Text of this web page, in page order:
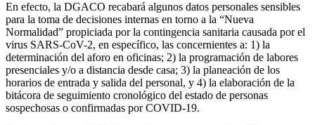
En efecto, la DGACO recabará algunos datos personales sensibles
para la toma de decisiones internas en torno a la “Nueva
Normalidad” propiciada por la contingencia sanitaria causada por el
virus SARS-CoV-2, en específico, las concernientes a: 1) la
determinación del aforo en oficinas; 2) la programación de labores
presenciales y/o a distancia desde casa; 3) la planeación de los
horarios de entrada y salida del personal, y 4) la elaboración de la
bitácora de seguimiento cronológico del estado de personas
sospechosas o confirmadas por COVID-19.